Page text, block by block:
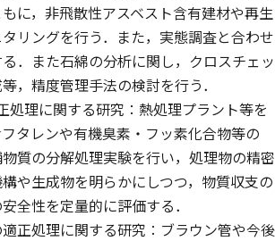
に，非飛散性アスベスト含有建材や再生
リングを行う．また，実態調査と合わせ
．また石綿の分析に関し，クロスチェッ
，精度管理手法の検討を行う．
処理に関する研究：熱処理プラント等を
タレンや有機臭素・フッ素化合物等の
質の分解処理実験を行い，処理物の精密
や生成物を明らかにしつつ，物質収支の
全性を定量的に評価する．
適正処理に関する研究：ブラウン管や今後